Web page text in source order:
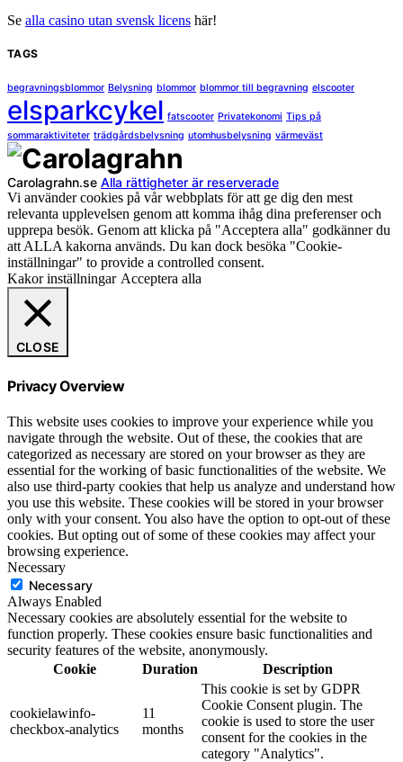
Se alla casino utan svensk licens här!
TAGS
begravningsblommor Belysning blommor blommor till begravning elscooter
elsparkcykel fatscooter Privatekonomi Tips på
sommaraktiviteter trädgårdsbelysning utomhusbelysning värmeväst
Carolagrahn.se Alla rättigheter är reserverade
Vi använder cookies på vår webbplats för att ge dig den mest
relevanta upplevelsen genom att komma ihåg dina preferenser och
upprepa besök. Genom att klicka på "Acceptera alla" godkänner du
att ALLA kakorna används. Du kan dock besöka "Cookie-
inställningar" to provide a controlled consent.
Kakor inställningar Acceptera alla
CLOSE
Privacy Overview
This website uses cookies to improve your experience while you
navigate through the website. Out of these, the cookies that are
categorized as necessary are stored on your browser as they are
essential for the working of basic functionalities of the website. We
also use third-party cookies that help us analyze and understand how
you use this website. These cookies will be stored in your browser
only with your consent. You also have the option to opt-out of these
cookies. But opting out of some of these cookies may affect your
browsing experience.
Necessary
Necessary
Always Enabled
Necessary cookies are absolutely essential for the website to
function properly. These cookies ensure basic functionalities and
security features of the website, anonymously.
Cookie
Duration Description
cookielawinfo-
checkbox-analytics
11
months
This cookie is set by GDPR
Cookie Consent plugin. The
cookie is used to store the user
consent for the cookies in the
category "Analytics".